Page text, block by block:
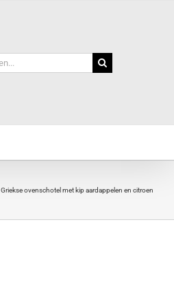
Griekse ovenschotel met kip aardappelen en citroen